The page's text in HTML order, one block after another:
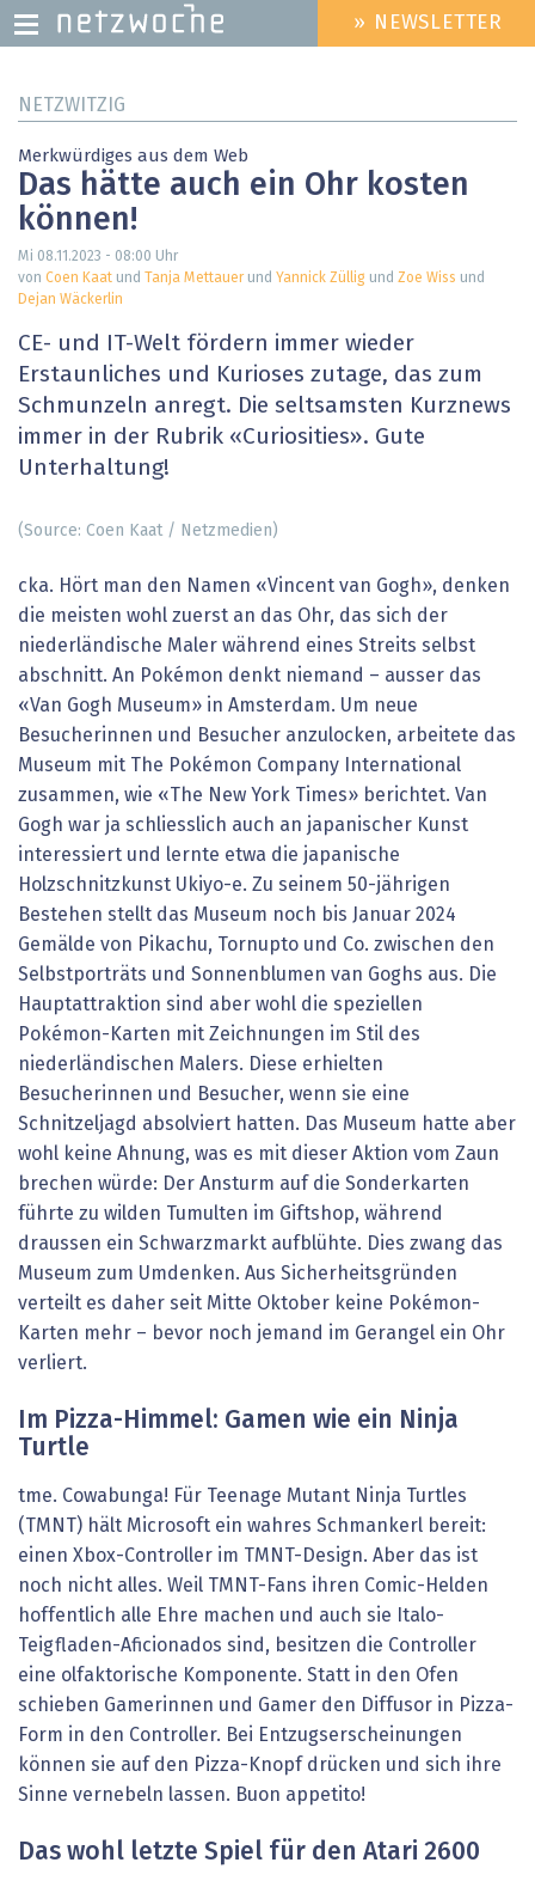
zum
HEADER
MENU
» NEWSLETTER
NETZWITZIG
Merkwürdiges aus dem Web
Das hätte auch ein Ohr kosten
können!
Mi 08.11.2023 - 08:00 Uhr
von Coen Kaat und Tanja Mettauerund Yannick Züllig und Zoe Wiss und
Dejan Wäckerlin
CE- und IT-Welt fördern immer wieder
Erstaunliches und Kurioses zutage, das zum
Schmunzeln anregt. Die seltsamsten ­Kurznews
immer in der Rubrik «Curiosities». Gute
Unterhaltung!
(Source: Coen Kaat / Netzmedien)
cka. Hört man den Namen «Vincent van Gogh», denken
die meisten wohl zuerst an das Ohr, das sich der
niederländische Maler während eines Streits selbst
abschnitt. An Pokémon denkt niemand – ausser das
«Van Gogh Museum» in Amsterdam. Um neue
Besucherinnen und Besucher anzulocken, arbeitete das
Museum mit The Pokémon Company Interna­tional
zusammen, wie «The New York Times» berichtet. Van
Gogh war ja schliesslich auch an japanischer Kunst
interessiert und lernte etwa die japanische
Holzschnitzkunst Ukiyo-e. Zu seinem 50-jährigen
Bestehen stellt das Museum noch bis Januar 2024
Gemälde von Pikachu, Tornupto und Co. zwischen den
Selbstporträts und Sonnenblumen van Goghs aus. Die
Hauptattraktion sind aber wohl die speziellen
Pokémon-Karten mit Zeichnungen im Stil des
niederländischen Malers. Diese erhielten
Besucherinnen und Besucher, wenn sie eine
Schnitzeljagd absolviert hatten. Das Museum hatte aber
wohl keine Ahnung, was es mit dieser Aktion vom Zaun
brechen würde: Der Ansturm auf die Sonderkarten
führte zu wilden Tumulten im Giftshop, während
draussen ein Schwarzmarkt aufblühte. Dies zwang das
Museum zum Umdenken. Aus Sicherheitsgründen
verteilt es daher seit Mitte Oktober keine Pokémon-
Karten mehr – bevor noch jemand im Gerangel ein Ohr
verliert.
Im Pizza-Himmel: Gamen wie ein Ninja
Turtle
tme. Cowabunga! Für Teenage Mutant Ninja Turtles
(TMNT) hält Microsoft ein wahres Schmankerl bereit:
einen Xbox-Controller im TMNT-Design. Aber das ist
noch nicht alles. Weil TMNT-Fans ihren Comic-Helden
hoffentlich alle Ehre machen und auch sie Italo-
Teigfladen-Aficionados sind, besitzen die Controller
eine olfaktorische Komponente. Statt in den Ofen
schieben Gamerinnen und Gamer den Diffusor in Pizza-
Form in den Controller. Bei Entzugserscheinungen
können sie auf den Pizza-Knopf drücken und sich ihre
Sinne vernebeln lassen. Buon appetito!
Das wohl letzte Spiel für den Atari 2600